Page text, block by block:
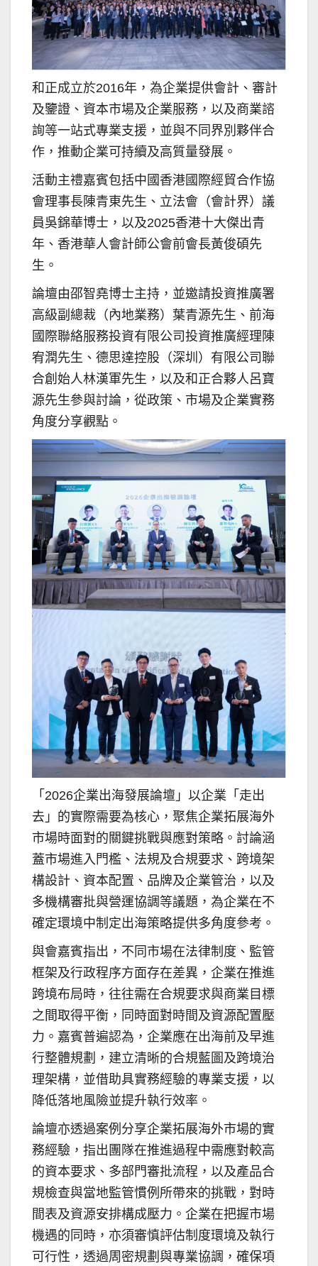
和正成立於2016年，為企業提供會計、審計
及鑒證、資本市場及企業服務，以及商業諮
詢等一站式專業支援，並與不同界別夥伴合
作，推動企業可持續及高質量發展。
活動主禮嘉賓包括中國香港國際經貿合作協
會理事長陳青東先生、立法會（會計界）議
員吳錦華博士，以及2025香港十大傑出青
年、香港華人會計師公會前會長黃俊碩先
生。
論壇由邵智堯博士主持，並邀請投資推廣署
高級副總裁（內地業務）葉青源先生、前海
國際聯絡服務投資有限公司投資推廣經理陳
宥潤先生、德思達控股（深圳）有限公司聯
合創始人林漢軍先生，以及和正合夥人呂寶
源先生參與討論，從政策、市場及企業實務
角度分享觀點。
「2026企業出海發展論壇」以企業「走出
去」的實際需要為核心，聚焦企業拓展海外
市場時面對的關鍵挑戰與應對策略。討論涵
蓋市場進入門檻、法規及合規要求、跨境架
構設計、資本配置、品牌及企業管治，以及
多機構審批與營運協調等議題，為企業在不
確定環境中制定出海策略提供多角度參考。
與會嘉賓指出，不同市場在法律制度、監管
框架及行政程序方面存在差異，企業在推進
跨境布局時，往往需在合規要求與商業目標
之間取得平衡，同時面對時間及資源配置壓
力。嘉賓普遍認為，企業應在出海前及早進
行整體規劃，建立清晰的合規藍圖及跨境治
理架構，並借助具實務經驗的專業支援，以
降低落地風險並提升執行效率。
論壇亦透過案例分享企業拓展海外市場的實
務經驗，指出團隊在推進過程中需應對較高
的資本要求、多部門審批流程，以及產品合
規檢查與當地監管慣例所帶來的挑戰，對時
間表及資源安排構成壓力。企業在把握市場
機遇的同時，亦須審慎評估制度環境及執行
可行性，透過周密規劃與專業協調，確保項